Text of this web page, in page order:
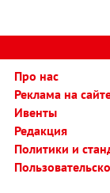
Про нас
Реклама на
Ивенты
Редакция
Политики и